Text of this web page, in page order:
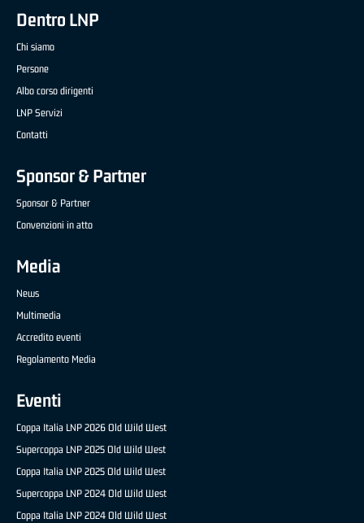
Dentro LNP
Chi siamo
Persone
Albo corso dirigenti
LNP Servizi
Contatti
Sponsor & Partner
Sponsor & Partner
Convenzioni in atto
Media
News
Multimedia
Accredito eventi
Regolamento Media
Eventi
Coppa Italia LNP 2026 Old Wild West
Supercoppa LNP 2025 Old Wild West
Coppa Italia LNP 2025 Old Wild West
Supercoppa LNP 2024 Old Wild West
Coppa Italia LNP 2024 Old Wild West